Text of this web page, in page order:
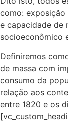
como:
e capacidade de
socioeconômico
Definiremos
de massa com
consumo da
relação aos
entre 1820 e os